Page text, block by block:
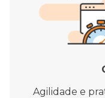
Agilidade e